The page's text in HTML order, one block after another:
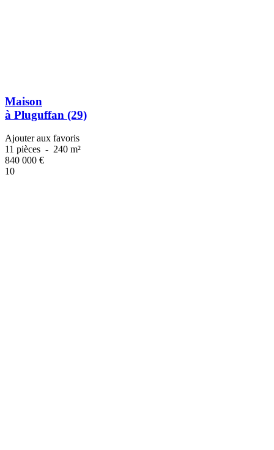
Maison
à Pluguffan (29)
Ajouter aux favoris
11 pièces - 240 m²
840 000 €
10